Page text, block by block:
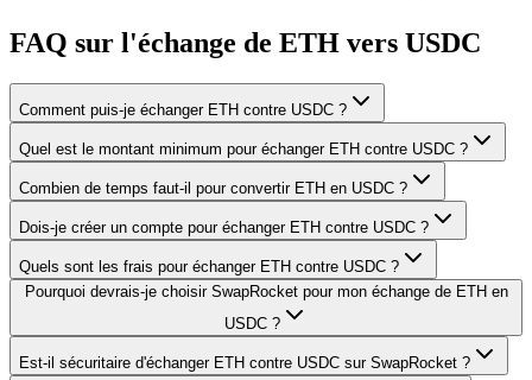
FAQ sur l'échange de ETH vers USDC
Comment puis-je échanger ETH contre USDC ?
Quel est le montant minimum pour échanger ETH contre USDC ?
Combien de temps faut-il pour convertir ETH en USDC ?
Dois-je créer un compte pour échanger ETH contre USDC ?
Quels sont les frais pour échanger ETH contre USDC ?
Pourquoi devrais-je choisir SwapRocket pour mon échange de ETH en
USDC ?
Est-il sécuritaire d'échanger ETH contre USDC sur SwapRocket ?